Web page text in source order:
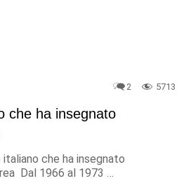
2 5713
che ha insegnato
che ha insegnato
Dal 1966 al 1973 …